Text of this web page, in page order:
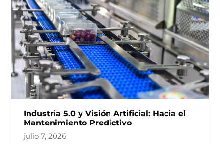
Industria 5.0 y Visión Artificial: Hacia el
Mantenimiento Predictivo
julio 7, 2026